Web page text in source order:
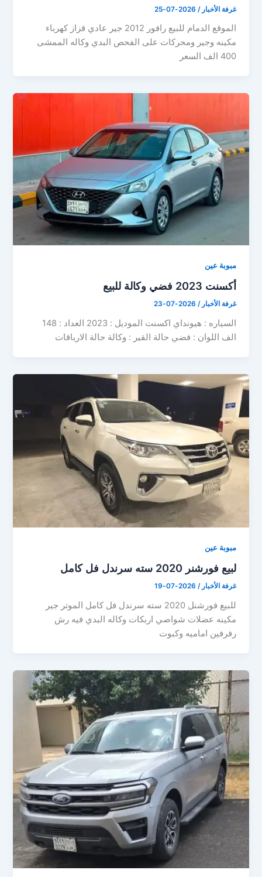
غرفة الأخبار/
2026-07-25
الموقع الدمام للبيع رافور 2012 جير عادي قزاز كهرباء
مكينه وجير ومحركات على الفحص البدي وكاله الممشى
400 الف السعر
مبوبة عين
أكسنت 2023 فضي وكالة للبيع
غرفة الأخبار/
2026-07-23
السياره : هيونداي اكسنت الموديل : 2023 العداد : 148
الف اللوان : فضي حالة القير : وكالة حالة الارباقات
مبوبة عين
لبيع فورشنر 2020 سته سرندل فل كامل
غرفة الأخبار/
2026-07-19
للبيع فورشنل 2020 سته سرندل فل كامل الموتر جير
مكينه عضلات شواصي اربكات وكاله البدي فيه رش
رفرفين اماميه وكبوت